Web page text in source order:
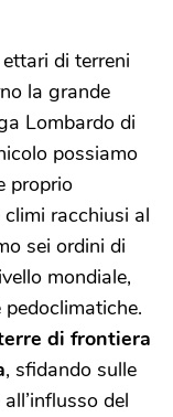
di terreni
la grande
Lombardo di
possiamo
proprio
racchiusi al
sei ordini di
mondiale,
di frontiera
, sfidando sulle
del